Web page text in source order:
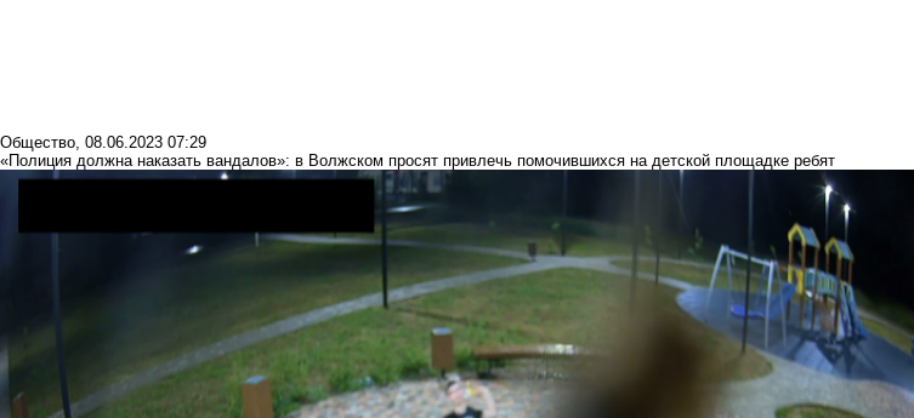
Общество, 08.06.2023 07:29
«Полиция должна наказать вандалов»: в Волжском просят привлечь помочившихся на детской площадке ребят